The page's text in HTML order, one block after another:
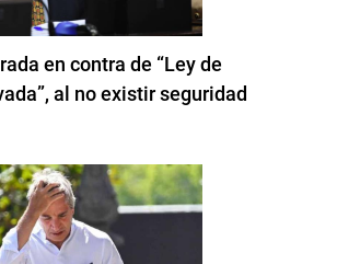
en contra de “Ley de
al no existir seguridad